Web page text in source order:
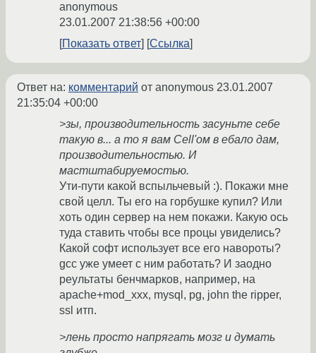
anonymous
23.01.2007 21:38:56 +00:00
Показать ответ
Ссылка
Ответ на: комментарий от anonymous 23.01.2007
21:35:04 +00:00
>зы, производительность засуньте себе
такую в... а то я вам Cell'ом в ебало дам,
производительностью. И
мастштабируемостью.
Ути-пути какой вспыльчевый :). Покажи мне
свой целл. Ты его на горбушке купил? Или
хоть один сервер на нем покажи. Какую ось
туда ставить чтобы все процы увиделись?
Какой софт использует все его навороты?
gcc уже умеет с ним работать? И заодно
реультаты бенчмарков, например, на
apache+mod_xxx, mysql, pg, john the ripper,
ssl итп.
>лень просто напрягать мозг и думать